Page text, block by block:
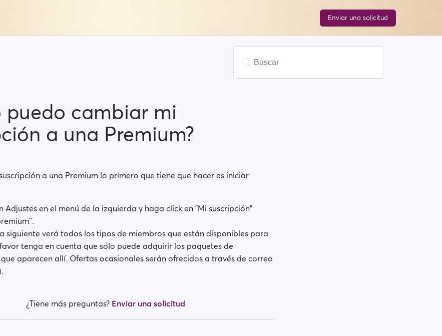
Enviar una solicitud
puedo cambiar mi
a una Premium?
a una Premium lo primero que tiene que hacer es iniciar
Adjustes en el menú de la izquierda y haga click en "Mi suscripción"
siguiente verá todos los tipos de miembros que están disponibles para
tenga en cuenta que sólo puede adquirir los paquetes de
aparecen allí. Ofertas ocasionales serán ofrecidos a través de correo
¿Tiene más preguntas? Enviar una solicitud